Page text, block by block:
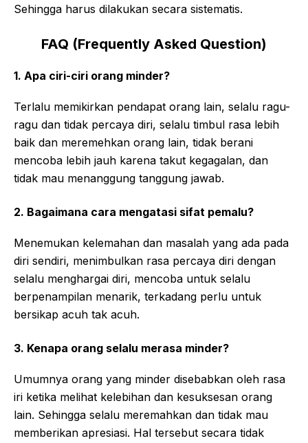
Sehingga harus dilakukan secara sistematis.
FAQ (Frequently Asked Question)
1. Apa ciri-ciri orang minder?
Terlalu memikirkan pendapat orang lain, selalu ragu-
ragu dan tidak percaya diri, selalu timbul rasa lebih
baik dan meremehkan orang lain, tidak berani
mencoba lebih jauh karena takut kegagalan, dan
tidak mau menanggung tanggung jawab.
2. Bagaimana cara mengatasi sifat pemalu?
Menemukan kelemahan dan masalah yang ada pada
diri sendiri, menimbulkan rasa percaya diri dengan
selalu menghargai diri, mencoba untuk selalu
berpenampilan menarik, terkadang perlu untuk
bersikap acuh tak acuh.
3. Kenapa orang selalu merasa minder?
Umumnya orang yang minder disebabkan oleh rasa
iri ketika melihat kelebihan dan kesuksesan orang
lain. Sehingga selalu meremahkan dan tidak mau
memberikan apresiasi. Hal tersebut secara tidak